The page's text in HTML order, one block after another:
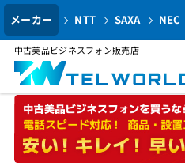
メーカー NTT SAXA NEC
中古美品ビジネスフォン販売店